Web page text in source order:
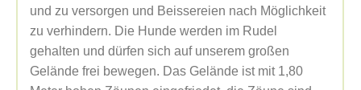
und zu versorgen und Beissereien nach Möglichkeit
zu verhindern. Die Hunde werden im Rudel
gehalten und dürfen sich auf unserem großen
Gelände frei bewegen. Das Gelände ist mit 1,80